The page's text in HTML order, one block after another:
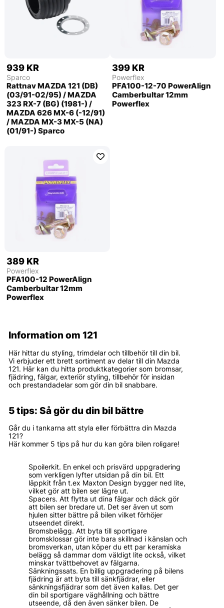
939 KR
Sparco
Rattnav MAZDA 121 (DB)
(03/91-02/95) / MAZDA
323 RX-7 (BG) (1981-) /
MAZDA 626 MX-6 (-12/91)
/ MAZDA MX-3 MX-5 (NA)
(01/91-) Sparco
399 KR
Powerflex
PFA100-12-70 PowerAlign
Camberbultar 12mm
Powerflex
389 KR
Powerflex
PFA100-12 PowerAlign
Camberbultar 12mm
Powerflex
Information om 121
Här hittar du styling, trimdelar och tillbehör till din bil.
Vi erbjuder ett brett sortiment av delar till din Mazda
121. Här kan du hitta produktkategorier som bromsar,
fjädring, fälgar, exteriör styling, tillbehör för insidan
och prestandadelar som gör din bil snabbare.
5 tips: Så gör du din bil bättre
Går du i tankarna att styla eller förbättra din Mazda
121?
Här kommer 5 tips på hur du kan göra bilen roligare!
Spoilerkit. En enkel och prisvärd uppgradering
som verkligen lyfter utsidan på din bil. Ett
läppkit från t.ex Maxton Design bygger ned lite,
vilket gör att bilen ser lägre ut.
Spacers. Att flytta ut dina fälgar och däck gör
att bilen ser bredare ut. Det ser även ut som
hjulen sitter bättre på bilen vilket förhöjer
utseendet direkt.
Bromsbelägg. Att byta till sportigare
bromsklossar gör inte bara skillnad i känslan och
bromsverkan, utan köper du ett par keramiska
belägg så dammar dom väldigt lite också, vilket
minskar tvättbehovet av fälgarna.
Sänkningssats. En billig uppgradering på bilens
fjädring är att byta till sänkfjädrar, eller
sänkningsfjädrar som det även kallas. Det ger
din bil sportigare väghållning och bättre
utseende, då den även sänker bilen. De